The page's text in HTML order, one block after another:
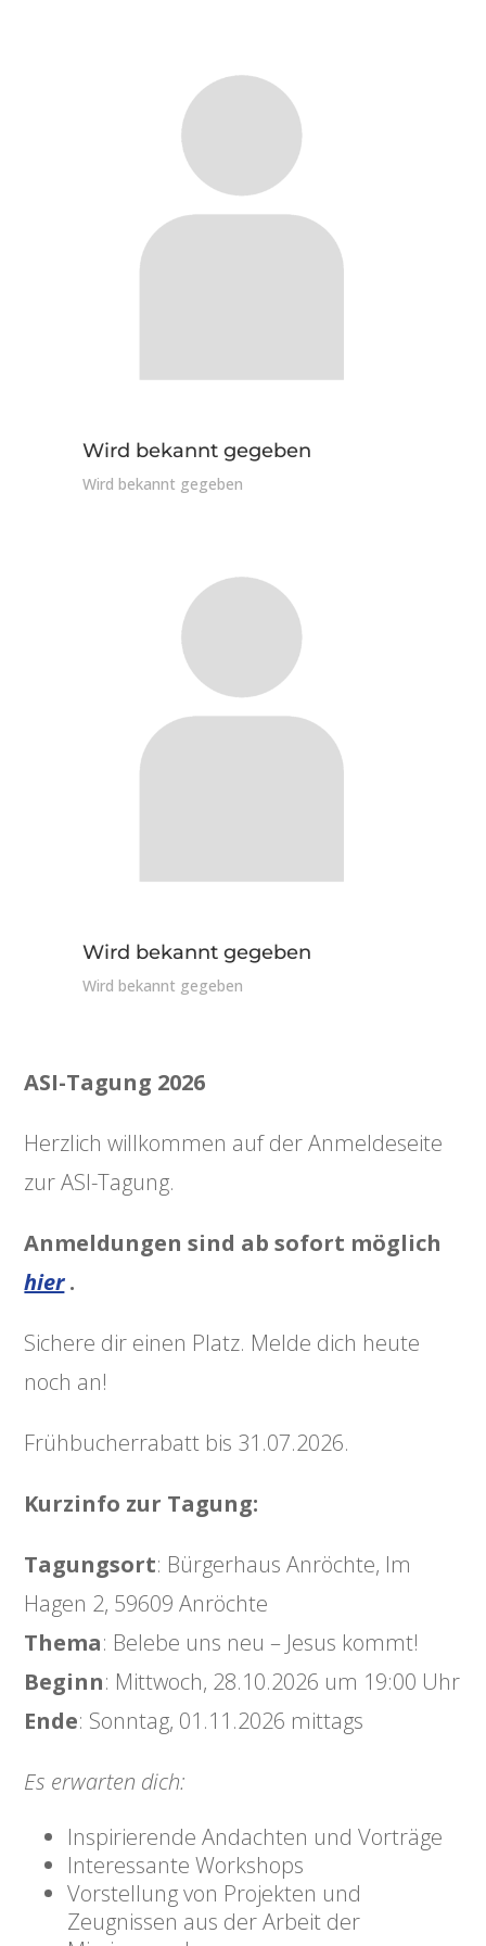
Wird bekannt gegeben
Wird bekannt gegeben
Wird bekannt gegeben
Wird bekannt gegeben
ASI-Tagung 2026
Herzlich willkommen auf der Anmeldeseite
zur ASI-Tagung.
Anmeldungen sind ab sofort möglich
hier.
Sichere dir einen Platz. Melde dich heute
noch an!
Frühbucherrabatt bis 31.07.2026.
Kurzinfo zur Tagung:
Tagungsort: Bürgerhaus Anröchte, Im
Hagen 2, 59609 Anröchte
Thema: Belebe uns neu – Jesus kommt!
Beginn: Mittwoch, 28.10.2026 um 19:00 Uhr
Ende: Sonntag, 01.11.2026 mittags
Es erwarten dich:
Inspirierende Andachten und Vorträge
Interessante Workshops
Vorstellung von Projekten und
Zeugnissen aus der Arbeit der